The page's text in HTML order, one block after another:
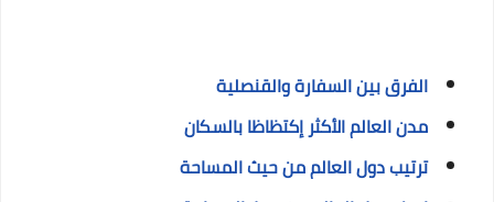
الفرق بين السفارة والقنصلية
مدن العالم الأكثر إكتظاظا بالسكان
ترتيب دول العالم من حيث المساحة